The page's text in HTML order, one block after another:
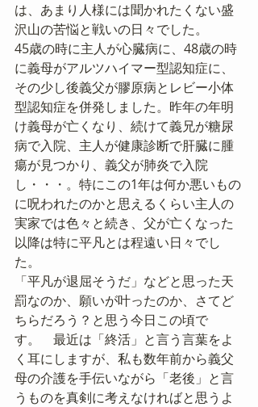
は、あまり人様には聞かれたくない盛
沢山の苦悩と戦いの日々でした。
45歳の時に主人が心臓病に、48歳の時
に義母がアルツハイマー型認知症に、
その少し後義父が膠原病とレビー小体
型認知症を併発しました。昨年の年明
け義母が亡くなり、続けて義兄が糖尿
病で入院、主人が健康診断で肝臓に腫
瘍が見つかり、義父が肺炎で入院
し・・・。特にこの1年は何か悪いもの
に呪われたのかと思えるくらい主人の
実家では色々と続き、父が亡くなった
以降は特に平凡とは程遠い日々でし
た。
「平凡が退屈そうだ」などと思った天
罰なのか、願いが叶ったのか、さてど
ちらだろう？と思う今日この頃で
す。　最近は「終活」と言う言葉をよ
く耳にしますが、私も数年前から義父
母の介護を手伝いながら「老後」と言
うものを真剣に考えなければと思うよ